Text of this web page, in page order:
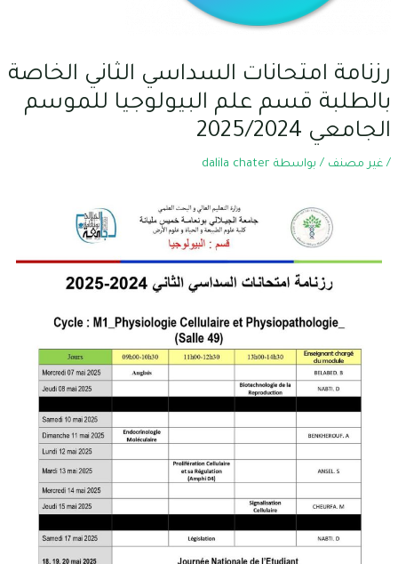
رزنامة امتحانات السداسي الثاني الخاصة
بالطلبة قسم علم البيولوجيا للموسم
الجامعي 2025/2024
/ غير مصنف / بواسطة dalila chater